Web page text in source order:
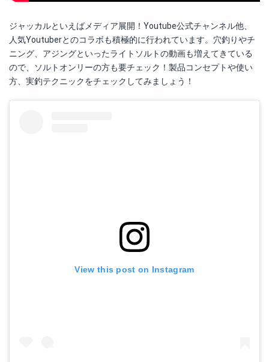
ジャッカルといえばメディア展開！Youtube公式チャンネル他、
人気Youtuberとのコラボも積極的に行われています。穴釣りやチ
ニング、アジングといったライトソルトの動画も増えてきている
ので、ソルトオンリーの方も要チェック！製品コンセプトや使い
方、実釣テクニックをチェックしてみましょう！
View this post on Instagram